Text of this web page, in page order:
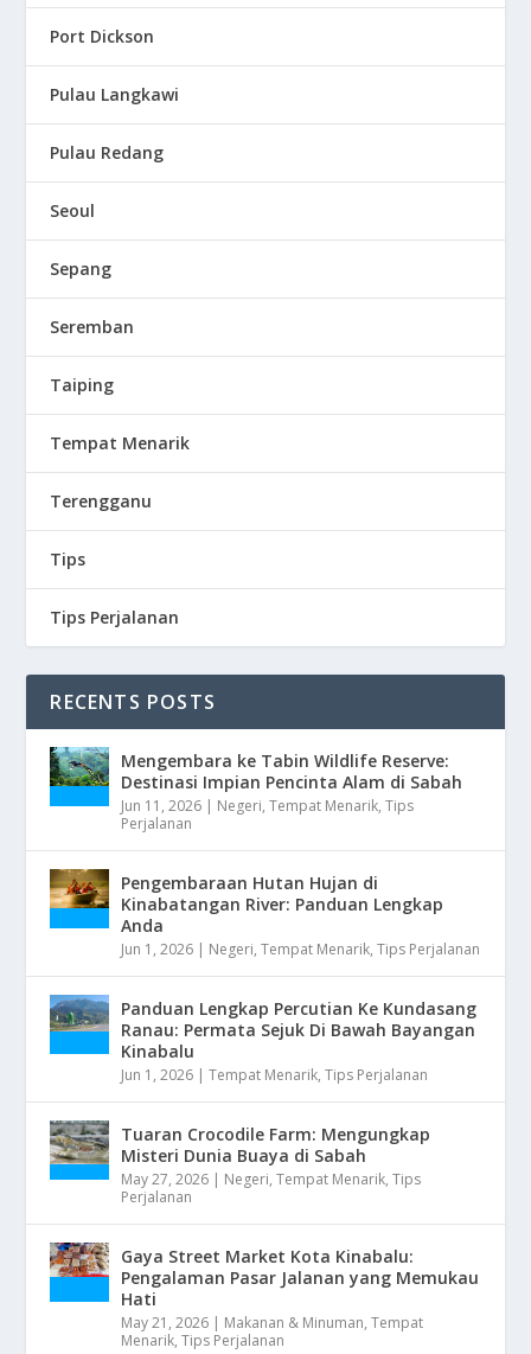
Port Dickson
Pulau Langkawi
Pulau Redang
Seoul
Sepang
Seremban
Taiping
Tempat Menarik
Terengganu
Tips
Tips Perjalanan
RECENTS POSTS
Mengembara ke Tabin Wildlife Reserve:
Destinasi Impian Pencinta Alam di Sabah
Jun 11, 2026 | Negeri,Tempat Menarik,Tips
Perjalanan
Pengembaraan Hutan Hujan di
Kinabatangan River: Panduan Lengkap
Anda
Jun 1, 2026 | Negeri,Tempat Menarik,Tips Perjalanan
Panduan Lengkap Percutian Ke Kundasang
Ranau: Permata Sejuk Di Bawah Bayangan
Kinabalu
Jun 1, 2026 |Tempat Menarik,Tips Perjalanan
Tuaran Crocodile Farm: Mengungkap
Misteri Dunia Buaya di Sabah
May 27, 2026 | Negeri,Tempat Menarik,Tips
Perjalanan
Gaya Street Market Kota Kinabalu:
Pengalaman Pasar Jalanan yang Memukau
Hati
May 21, 2026 | Makanan & Minuman,Tempat
Menarik,Tips Perjalanan